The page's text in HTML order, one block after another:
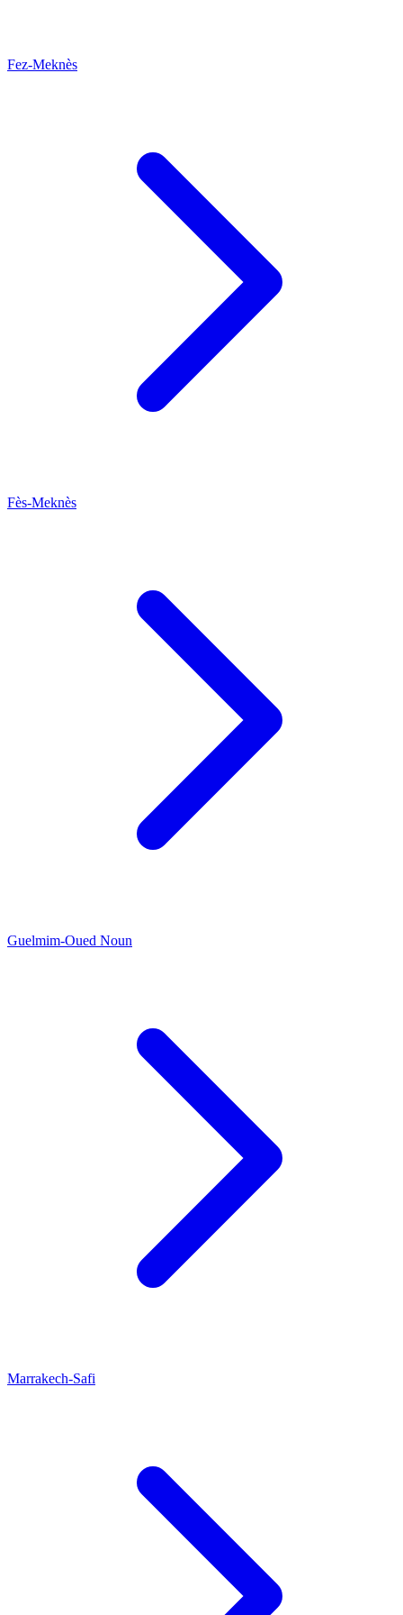
Fez-Meknès
Fès-Meknès
Guelmim-Oued Noun
Marrakech-Safi